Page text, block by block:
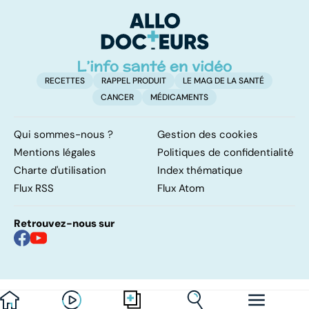
RECETTES RAPPEL PRODUIT
LE MAG DE LA SANTÉ
CANCER
MÉDICAMENTS
Qui sommes-nous ?
Gestion des cookies
Mentions légales
Politiques de confidentialité
Charte d'utilisation
Index thématique
Flux RSS
Flux Atom
Retrouvez-nous sur